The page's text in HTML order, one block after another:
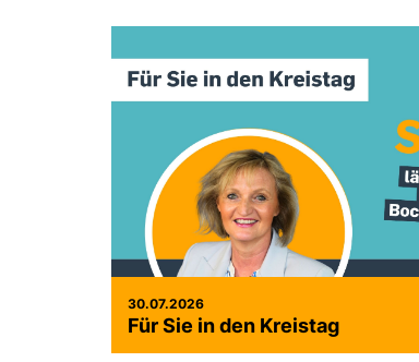
30.07.2026
Für Sie in den Kreistag